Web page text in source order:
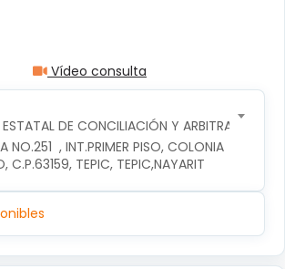
Vídeo consulta
DE CONCILIACIÓN Y ARBITRAJE
NO.251  , INT.PRIMER PISO, COLONIA
C.P.63159, TEPIC, TEPIC,NAYARIT